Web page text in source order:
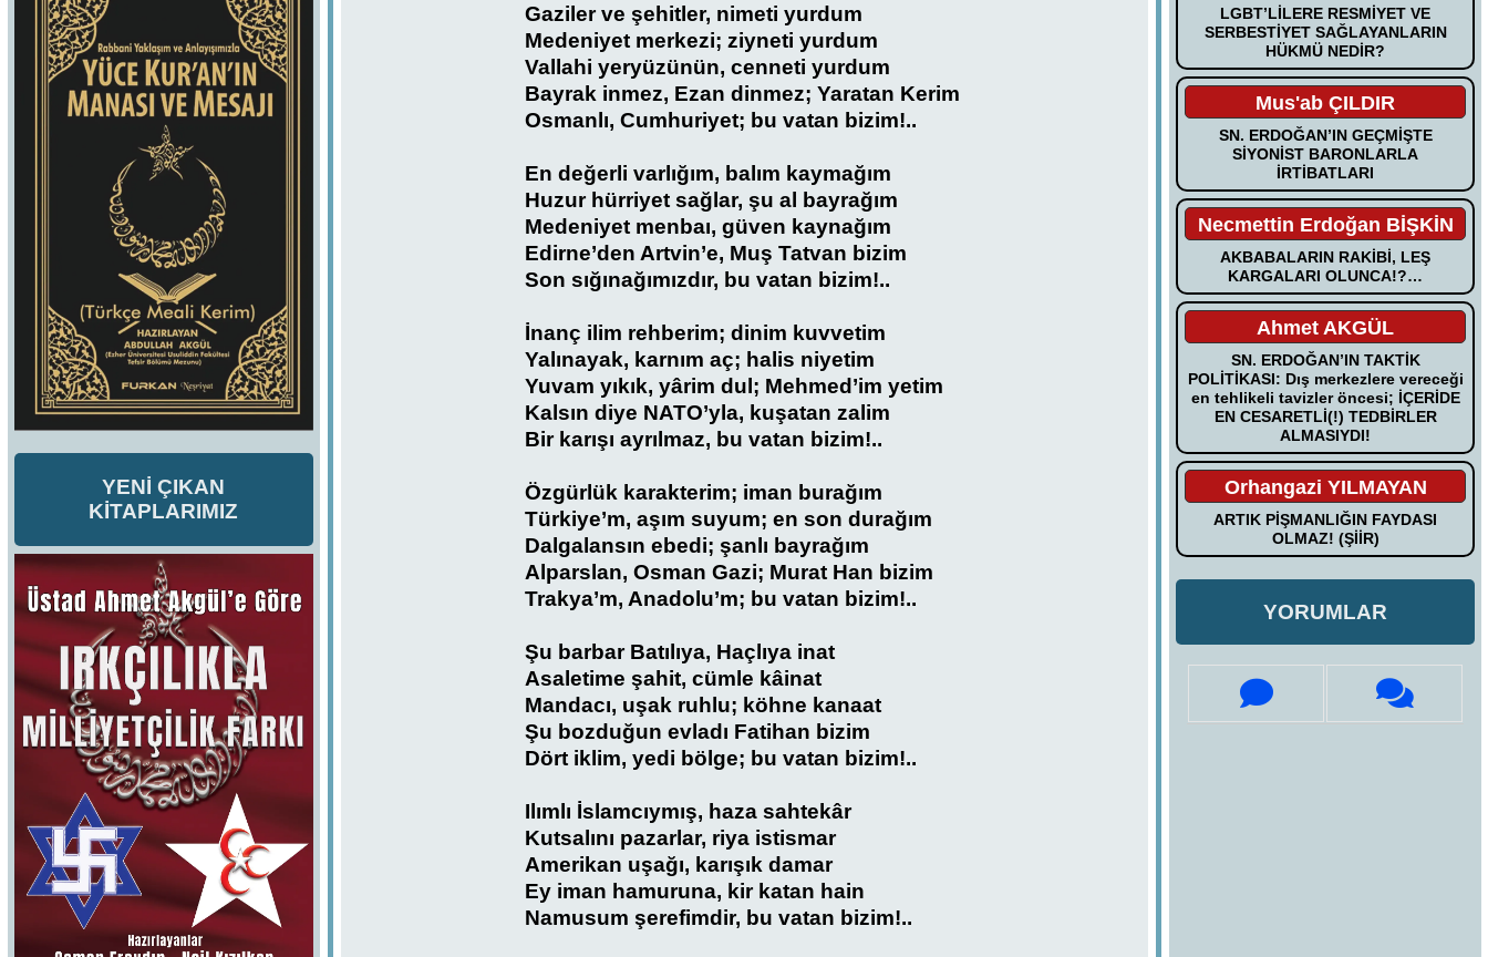
YENİ ÇIKAN
KİTAPLARIMIZ
Gaziler ve şehitler, nimeti yurdum
Medeniyet merkezi; ziyneti yurdum
Vallahi yeryüzünün, cenneti yurdum
Bayrak inmez, Ezan dinmez; Yaratan Kerim
Osmanlı, Cumhuriyet; bu vatan bizim!..
En değerli varlığım, balım kaymağım
Huzur hürriyet sağlar, şu al bayrağım
Medeniyet menbaı, güven kaynağım
Edirne’den Artvin’e, Muş Tatvan bizim
Son sığınağımızdır, bu vatan bizim!..
İnanç ilim rehberim; dinim kuvvetim
Yalınayak, karnım aç; halis niyetim
Yuvam yıkık, yârim dul; Mehmed’im yetim
Kalsın diye NATO’yla, kuşatan zalim
Bir karışı ayrılmaz, bu vatan bizim!..
Özgürlük karakterim; iman burağım
Türkiye’m, aşım suyum; en son durağım
Dalgalansın ebedi; şanlı bayrağım
Alparslan, Osman Gazi; Murat Han bizim
Trakya’m, Anadolu’m; bu vatan bizim!..
Şu barbar Batılıya, Haçlıya inat
Asaletime şahit, cümle kâinat
Mandacı, uşak ruhlu; köhne kanaat
Şu bozduğun evladı Fatihan bizim
Dört iklim, yedi bölge; bu vatan bizim!..
Ilımlı İslamcıymış, haza sahtekâr
Kutsalını pazarlar, riya istismar
Amerikan uşağı, karışık damar
Ey iman hamuruna, kir katan hain
Namusum şerefimdir, bu vatan bizim!..
LGBT’LİLERE RESMİYET VE
SERBESTİYET SAĞLAYANLARIN
HÜKMÜ NEDİR?
Mus'ab ÇILDIR
SN. ERDOĞAN’IN GEÇMİŞTE
SİYONİST BARONLARLA
İRTİBATLARI
Necmettin Erdoğan BİŞKİN
AKBABALARIN RAKİBİ, LEŞ
KARGALARI OLUNCA!?…
Ahmet AKGÜL
SN. ERDOĞAN’IN TAKTİK
POLİTİKASI: Dış merkezlere vereceği
en tehlikeli tavizler öncesi; İÇERİDE
EN CESARETLİ(!) TEDBİRLER
ALMASIYDI!
Orhangazi YILMAYAN
ARTIK PİŞMANLIĞIN FAYDASI
OLMAZ! (ŞİİR)
YORUMLAR